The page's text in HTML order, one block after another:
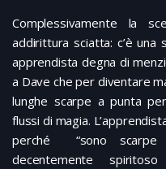
Complessivamente la
addirittura sciatta: c’è
apprendista degna di
a Dave che per diventare
lunghe scarpe a punta
flussi di magia.
perché “sono scarpe
decentemente